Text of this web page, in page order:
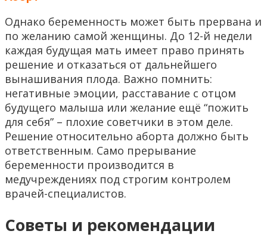
Однако беременность может быть прервана и
по желанию самой женщины. До 12-й недели
каждая будущая мать имеет право принять
решение и отказаться от дальнейшего
вынашивания плода. Важно помнить:
негативные эмоции, расставание с отцом
будущего малыша или желание ещё “пожить
для себя” – плохие советчики в этом деле.
Решение относительно аборта должно быть
ответственным. Само прерывание
беременности производится в
медучреждениях под строгим контролем
врачей-специалистов.
Советы и рекомендации